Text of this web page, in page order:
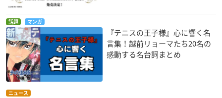
話題 マンガ
『テニスの王子様』心に響く名
言集！越前リョーマたち20名の
感動する名台詞まとめ
ニュース